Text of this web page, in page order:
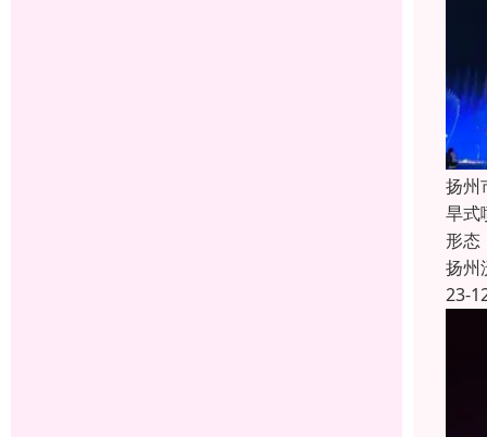
扬州
旱式
形态
扬州
23-